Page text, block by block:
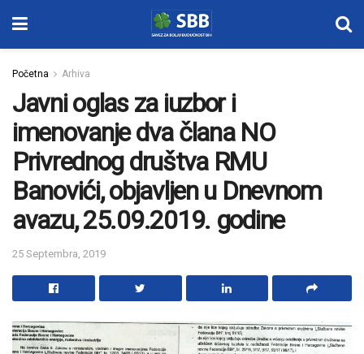
Početna Arhiva
Javni oglas za iuzbor i
imenovanje dva člana NO
Privrednog društva RMU
Banovići, objavljen u Dnevnom
avazu, 25.09.2019. godine
25 Septembra, 2019